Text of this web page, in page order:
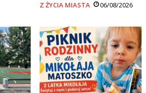
Z ŻYCIA MIASTA 06/08/2026